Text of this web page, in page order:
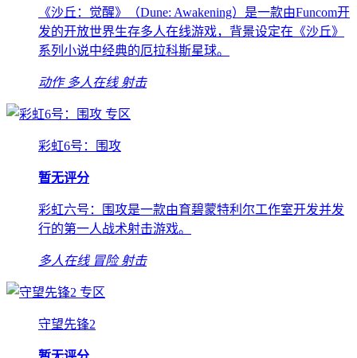
《沙丘：觉醒》（Dune: Awakening）是一款由Funcom开
发的开放世界生存多人在线游戏，背景设定在《沙丘》
系列小说中经典的厄拉科斯星球。
动作 多人在线 射击
专区
彩虹6号：围攻
暂无评分
彩虹六号：围攻是一款由育碧蒙特利尔工作室开发并发
行的第一人战术射击游戏。
多人在线 冒险 射击
专区
守望先锋2